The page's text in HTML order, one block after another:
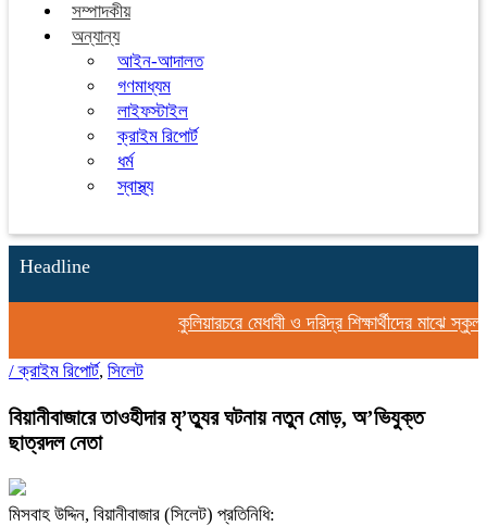
সম্পাদকীয়
অন্যান্য
আইন-আদালত
গণমাধ্যম
লাইফস্টাইল
ক্রাইম রিপোর্ট
ধর্ম
স্বাস্থ্য
Headline
কুলিয়ারচরে মেধাবী ও দরিদ্র শিক্ষার্থীদের মাঝে স্কুল
/ক্রাইম রিপোর্ট, সিলেট
বিয়ানীবাজারে তাওহীদার মৃ’ত্যুর ঘটনায় নতুন মোড়, অ’ভিযুক্ত
ছাত্রদল নেতা
মিসবাহ উদ্দিন, বিয়ানীবাজার (সিলেট) প্রতিনিধি: